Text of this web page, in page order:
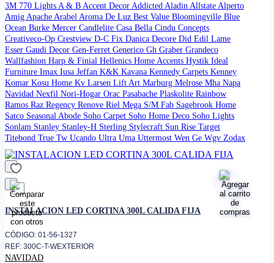
3M 770 LightsA & BAccent DecorAddictedAladinAllstateAlperto
AmigApacheArabelAroma De Luz Best Value Bloomingville Blue
Ocean Burke Mercer Candlelite Casa Bella Cindu Concepts
Creativeco-Op Crestview D-C Fix Danica Decore Did Edil Lame
Esser Gaudi Decor Gen-Ferret Generico Gh Graber Grandeco
Wallfashion Harp & Finial Hellenics Home Accents Hystik Ideal
Furniture Imax Iusa Jeffan K&K Kavana Kennedy Carpets Kenney
Komar Kosu Home Kv Larsen Lift Art Marburg Melrose Mha Napa
Navidad Nexfil Nori-Hogar Orac Pasabache Plaskolite Rainbow
Ramos Raz Regency Renove Riel Mega S/M Fab Sagebrook Home
Satco Seasonal Abode Soho Carpet Soho Home Deco Soho Lights
Sonlam Stanley Stanley-H Sterling Stylecraft Sun Rise Target
Titebond True Tw Ucando Ultra Uma Uttermost Wen Ge Wgv Zodax
favorito
INSTALACION LED CORTINA 300L CALIDA FIJA
CÓDIGO: 01-56-1327
REF: 300C-T-WEXTERIOR
NAVIDAD